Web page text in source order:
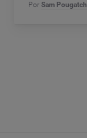
Por Sam Pougatch